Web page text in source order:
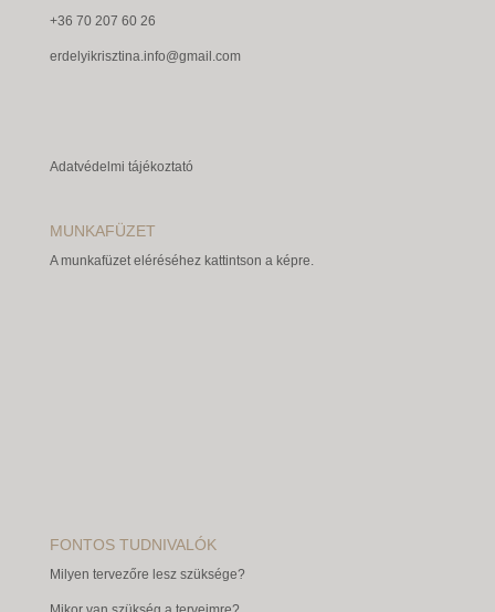
+36 70 207 60 26
erdelyikrisztina.info@gmail.com
Adatvédelmi tájékoztató
MUNKAFÜZET
A munkafüzet eléréséhez kattintson a képre.
FONTOS TUDNIVALÓK
Milyen tervezőre lesz szüksége?